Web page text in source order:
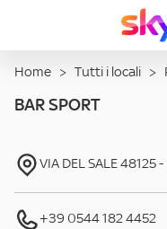
Home > Tutti i locali >
BAR SPORT
VIA DEL SALE48125-
+39 0544 182 4452